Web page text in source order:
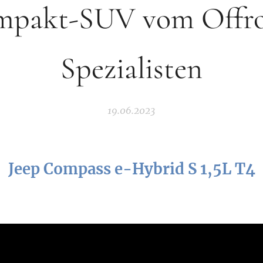
SUV vom
Spezialisten
19.06.2023
Jeep Compass e-Hybrid S 1,5L T4